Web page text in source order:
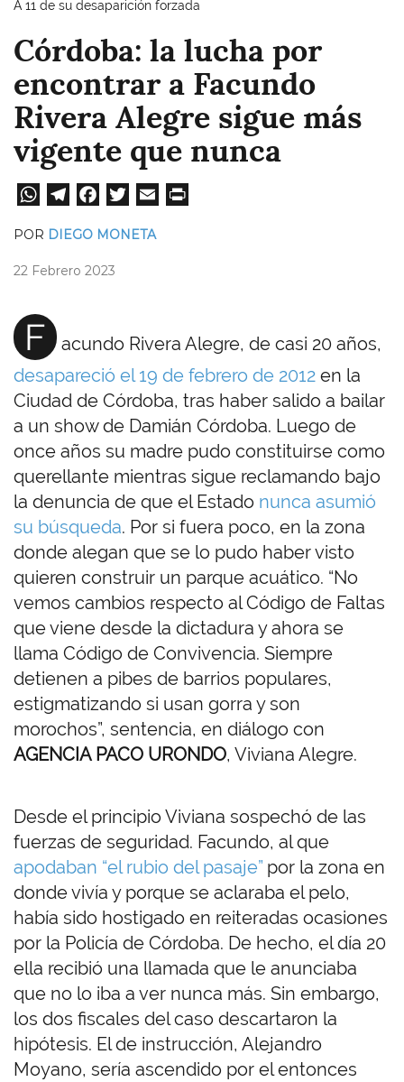
A 11 de su desaparición forzada
Córdoba: la lucha por
encontrar a Facundo
Rivera Alegre sigue más
vigente que nunca
W
A
pp
Te
a
Fa
ok
POR DIEGO MONETA
22 Febrero 2023
F
acundo Rivera Alegre, de casi 20 años,
desapareció el 19 de febrero de 2012 en la
Ciudad de Córdoba, tras haber salido a bailar
a un show de Damián Córdoba. Luego de
once años su madre pudo constituirse como
querellante mientras sigue reclamando bajo
la denuncia de que el Estado nunca asumió
su búsqueda. Por si fuera poco, en la zona
donde alegan que se lo pudo haber visto
quieren construir un parque acuático. “No
vemos cambios respecto al Código de Faltas
que viene desde la dictadura y ahora se
llama Código de Convivencia. Siempre
detienen a pibes de barrios populares,
estigmatizando si usan gorra y son
morochos”, sentencia, en diálogo con
AGENCIA PACO URONDO, Viviana Alegre.
Desde el principio Viviana sospechó de las
fuerzas de seguridad. Facundo, al que
apodaban “el rubio del pasaje” por la zona en
donde vivía y porque se aclaraba el pelo,
había sido hostigado en reiteradas ocasiones
por la Policía de Córdoba. De hecho, el día 20
ella recibió una llamada que le anunciaba
que no lo iba a ver nunca más. Sin embargo,
los dos fiscales del caso descartaron la
hipótesis. El de instrucción, Alejandro
Moyano, sería ascendido por el entonces